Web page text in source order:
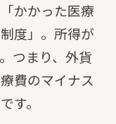
かかった医療
度」。所得が
つまり、外貨
費のマイナス
す。